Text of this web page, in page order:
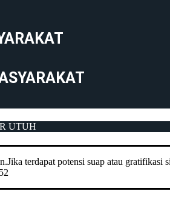
UTUH
terdapat potensi suap atau gratifikasi